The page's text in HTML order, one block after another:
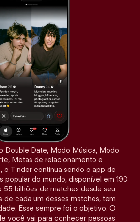
Double Date, Modo Música, Modo
Metas de relacionamento e
o Tinder continua sendo o app de
popular do mundo, disponível em 190
55 bilhões de matches desde seu
de cada um desses matches, tem
Esse sempre foi o objetivo. O
você vai para conhecer pessoas